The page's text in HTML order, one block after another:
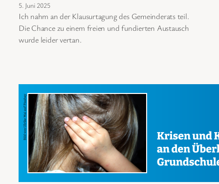
5. Juni 2025
Ich nahm an der Klausurtagung des Gemeinderats teil.
Die Chance zu einem freien und fundierten Austausch
wurde leider vertan.